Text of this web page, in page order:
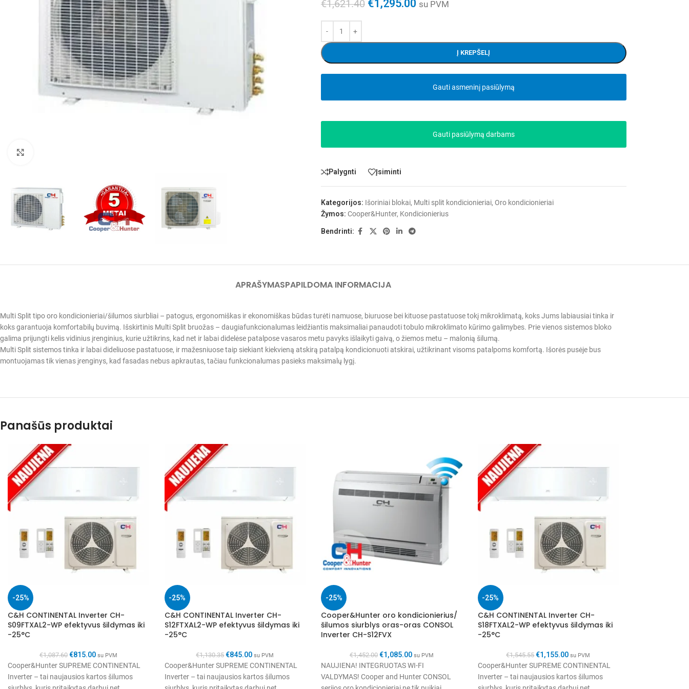
€1,621.40 €1,295.00 su PVM
Į KREPŠELĮ
Gauti asmeninį pasiūlymą
Gauti pasiūlymą darbams
Palygnti Įsiminti
Kategorijos: Išoriniai blokai, Multi split kondicionieriai, Oro kondicionieriai
Žymos: Cooper&Hunter, Kondicionierius
Bendrinti:
APRAŠYMASPAPILDOMA INFORMACIJA
Multi Split tipo oro kondicionieriai/šilumos siurbliai – patogus, ergonomiškas ir ekonomiškas būdas turėti namuose, biuruose bei kituose pastatuose tokį mikroklimatą, koks Jums labiausiai tinka ir
koks garantuoja komfortabilų buvimą. Išskirtinis Multi Split bruožas – daugiafunkcionalumas leidžiantis maksimaliai panaudoti tobulo mikroklimato kūrimo galimybes. Prie vienos sistemos bloko
galima prijungti kelis vidinius įrenginius, kurie užtikrins, kad net ir labai didelėse patalpose vasaros metu pavyks išlaikyti gaivą, o žiemos metu – malonią šilumą.
Multi Split sistemos tinka ir labai dideliuose pastatuose, ir mažesniuose taip siekiant kiekvieną atskirą patalpą kondicionuoti atskirai, užtikrinant visoms patalpoms komfortą. Išorės pusėje bus
montuojamas tik vienas įrenginys, kad fasadas nebus apkrautas, tačiau funkcionalumas pasieks maksimalų lygį.
Panašūs produktai
-25%
C&H CONTINENTAL Inverter CH-
S09FTXAL2-WP efektyvus šildymas iki
-25°C
€1,087.60 €815.00 su PVM
Cooper&Hunter SUPREME CONTINENTAL
Inverter – tai naujausios kartos šilumos
-25%
C&H CONTINENTAL Inverter CH-
S12FTXAL2-WP efektyvus šildymas iki
-25°C
€1,130.35 €845.00 su PVM
Cooper&Hunter SUPREME CONTINENTAL
Inverter – tai naujausios kartos šilumos
-25%
Cooper&Hunter oro kondicionierius/
šilumos siurblys oras-oras CONSOL
Inverter CH-S12FVX
€1,452.00 €1,085.00 su PVM
NAUJIENA! INTEGRUOTAS WI-FI
VALDYMAS! Cooper and Hunter CONSOL
-25%
C&H CONTINENTAL Inverter CH-
S18FTXAL2-WP efektyvus šildymas iki
-25°C
€1,545.55 €1,155.00 su PVM
Cooper&Hunter SUPREME CONTINENTAL
Inverter – tai naujausios kartos šilumos